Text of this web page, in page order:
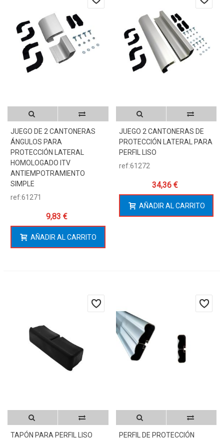
JUEGO DE 2 CANTONERAS
ÁNGULOS PARA
PROTECCIÓN LATERAL
HOMOLOGADO ITV
ANTIEMPOTRAMIENTO
SIMPLE
ref:61271
9,83 €
AÑADIR AL CARRITO
JUEGO 2 CANTONERAS DE
PROTECCIÓN LATERAL PARA
PERFIL LISO
ref:61272
34,36 €
AÑADIR AL CARRITO
TAPÓN PARA PERFIL LISO
PERFIL DE PROTECCIÓN